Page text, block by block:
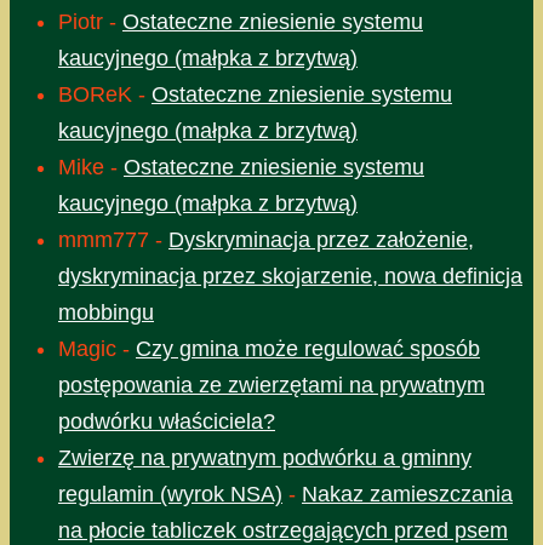
Piotr - Ostateczne zniesienie systemu
kaucyjnego (małpka z brzytwą)
BOReK - Ostateczne zniesienie systemu
kaucyjnego (małpka z brzytwą)
Mike - Ostateczne zniesienie systemu
kaucyjnego (małpka z brzytwą)
mmm777 - Dyskryminacja przez założenie,
dyskryminacja przez skojarzenie, nowa definicja
mobbingu
Magic - Czy gmina może regulować sposób
postępowania ze zwierzętami na prywatnym
podwórku właściciela?
Zwierzę na prywatnym podwórku a gminny
regulamin (wyrok NSA) - Nakaz zamieszczania
na płocie tabliczek ostrzegających przed psem